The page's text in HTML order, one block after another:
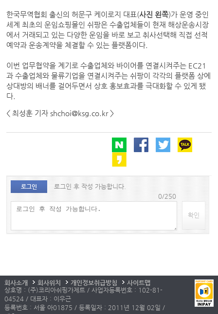
한국무역협회 출신의 허문구 케이로지 대표(사진 왼쪽)가 운영 중인
세계 최초의 운임쇼핑몰인 쉬팡은 수출업체들이 현재 해상운송시장
에서 거래되고 있는 다양한 운임을 바로 보고 취사선택해 직접 선적
예약과 운송계약을 체결할 수 있는 플랫폼이다.
이번 업무협약을 계기로 수출업체와 바이어를 연결시켜주는 EC21
과 수출업체와 물류기업을 연결시켜주는 쉬팡이 각각의 플랫폼 상에
상대방의 배너를 걸어두면서 상호 홍보효과를 극대화할 수 있게 됐
다.
< 최성훈 기자 shchoi@ksg.co.kr >
로그인
로그인 후 작성 가능합니다.
0/250
확인
회사소개 회사위치 개인정보취급방침
사이트맵
상호명 : (주)코리아쉬핑가제트 / 사업자등록번호 : 102-81-
04524 / 대표자 : 이우근
등록번호 : 서울 아01875 / 등록일자 : 2011년 12월 02일 /